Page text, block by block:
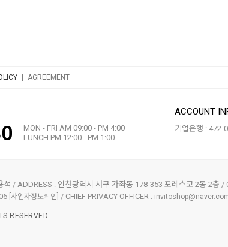
AGREEMENT
MON - FRI AM 09:00 - PM 4:00
LUNCH PM 12:00 - PM 1:00
ACCOUNT
기업은행 : 472-
석 / ADDRESS : 인천광역시 서구 가좌동 178-353 포레스코 2동 2층
[사업자정보확인] / CHIEF PRIVACY OFFICER :
RESERVED.